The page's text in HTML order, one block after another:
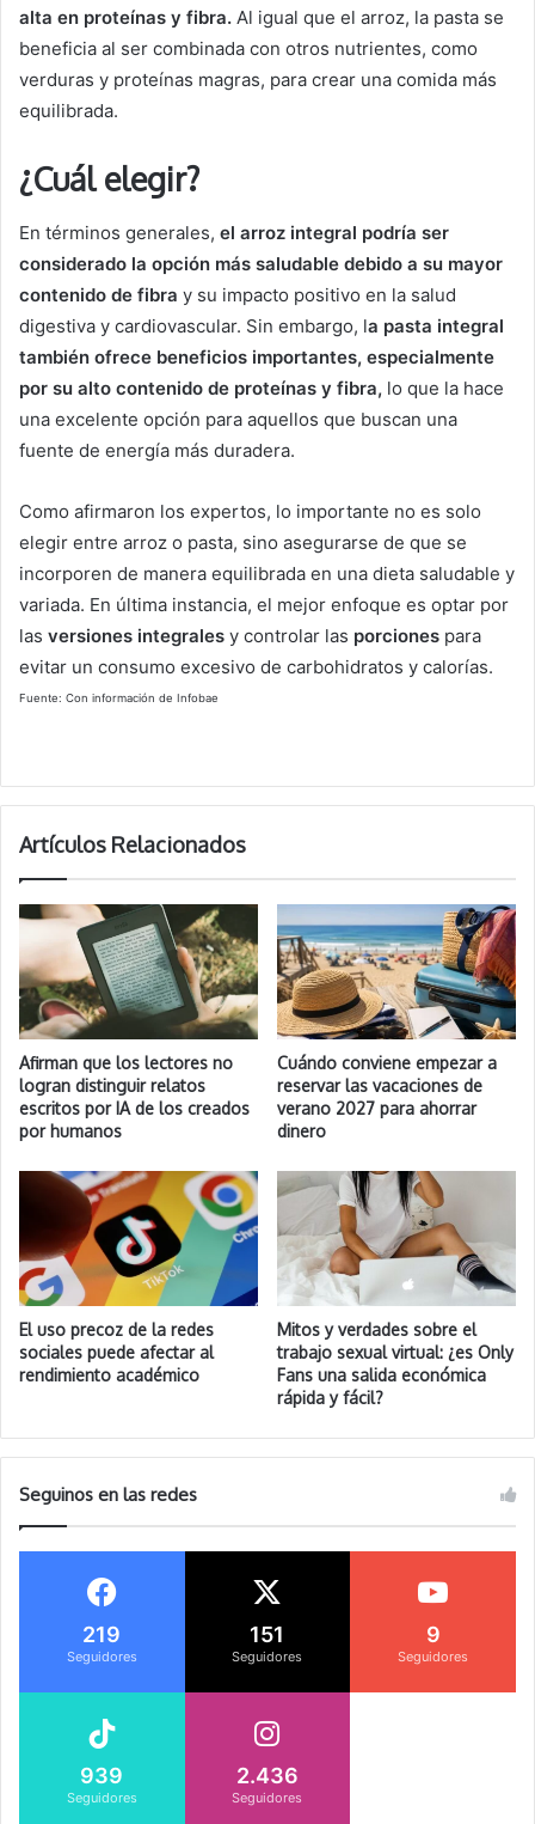
alta en proteínas y fibra. Al igual que el arroz, la pasta se
beneficia al ser combinada con otros nutrientes, como
verduras y proteínas magras, para crear una comida más
equilibrada.
¿Cuál elegir?
En términos generales, el arroz integral podría ser
considerado la opción más saludable debido a su mayor
contenido de fibra y su impacto positivo en la salud
digestiva y cardiovascular. Sin embargo, la pasta integral
también ofrece beneficios importantes, especialmente
por su alto contenido de proteínas y fibra, lo que la hace
una excelente opción para aquellos que buscan una
fuente de energía más duradera.
Como afirmaron los expertos, lo importante no es solo
elegir entre arroz o pasta, sino asegurarse de que se
incorporen de manera equilibrada en una dieta saludable y
variada. En última instancia, el mejor enfoque es optar por
las versiones integrales y controlar las porciones para
evitar un consumo excesivo de carbohidratos y calorías.
Fuente: Con información de Infobae
Artículos Relacionados
Afirman que los lectores no
logran distinguir relatos
escritos por IA de los creados
por humanos
Cuándo conviene empezar a
reservar las vacaciones de
verano 2027 para ahorrar
dinero
El uso precoz de la redes
sociales puede afectar al
rendimiento académico
Mitos y verdades sobre el
trabajo sexual virtual: ¿es Only
Fans una salida económica
rápida y fácil?
Seguinos en las redes
219
Seguidores
151
Seguidores
9
Seguidores
939
Seguidores
2.436
Seguidores